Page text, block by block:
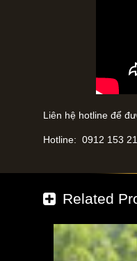
Liên hệ hotline để
Hotline: 0912 153
Related